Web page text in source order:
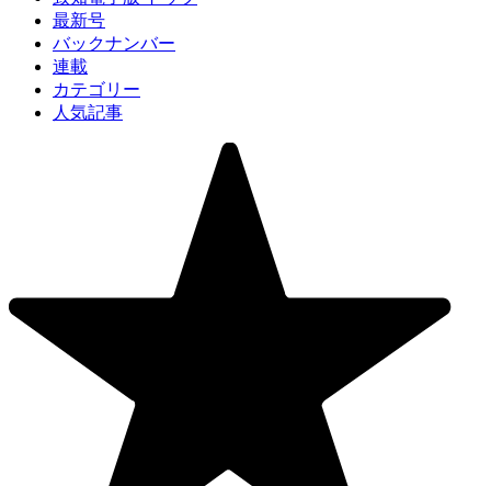
最新号
バックナンバー
連載
カテゴリー
人気記事